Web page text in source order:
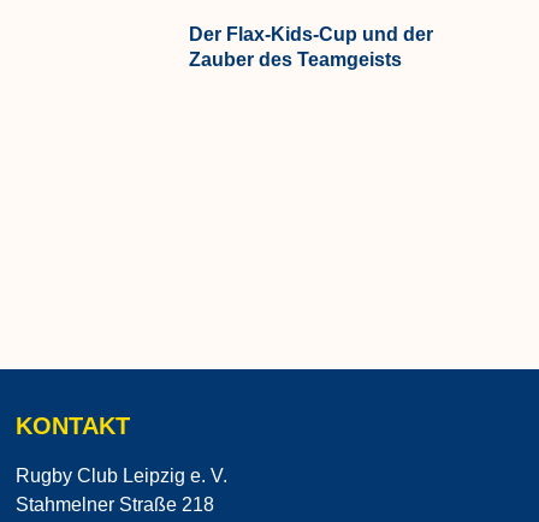
Der Flax-Kids-Cup und der
Zauber des Teamgeists
KONTAKT
Rugby Club Leipzig e. V.
Stahmelner Straße 218